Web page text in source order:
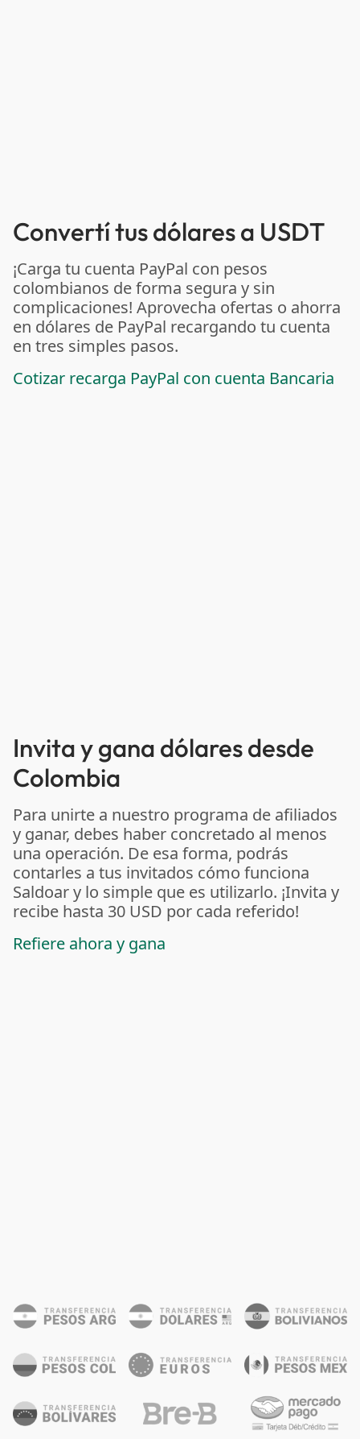
Convertí tus dólares a USDT
¡Carga tu cuenta PayPal con pesos
colombianos de forma segura y sin
complicaciones! Aprovecha ofertas o ahorra
en dólares de PayPal recargando tu cuenta
en tres simples pasos.
Cotizar recarga PayPal con cuenta Bancaria
Invita y gana dólares desde
Colombia
Para unirte a nuestro programa de afiliados
y ganar, debes haber concretado al menos
una operación. De esa forma, podrás
contarles a tus invitados cómo funciona
Saldoar y lo simple que es utilizarlo. ¡Invita y
recibe hasta 30 USD por cada referido!
Refiere ahora y gana